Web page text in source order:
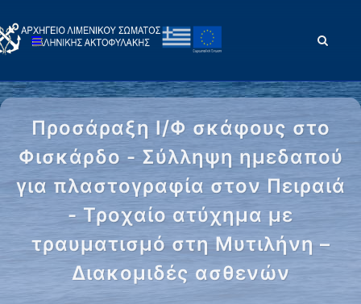
Προσάραξη Ι/Φ σκάφους στο
Φισκάρδο - Σύλληψη ημεδαπού
για πλαστογραφία στον Πειραιά
- Τροχαίο ατύχημα με
τραυματισμό στη Μυτιλήνη –
Διακομιδές ασθενών